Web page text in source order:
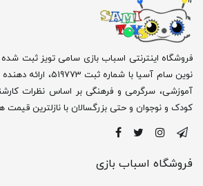
فروشگاه اینترنتی اسباب بازی سامی تویز ثبت
نوین سام آسیا با شماره
آموزشی، سرگرمی و فرهنگی بر اساس نظرات
کودک و نوجوان و حتی بزرگسالان با نازلترین قیمت
فروشگاه اسباب بازی